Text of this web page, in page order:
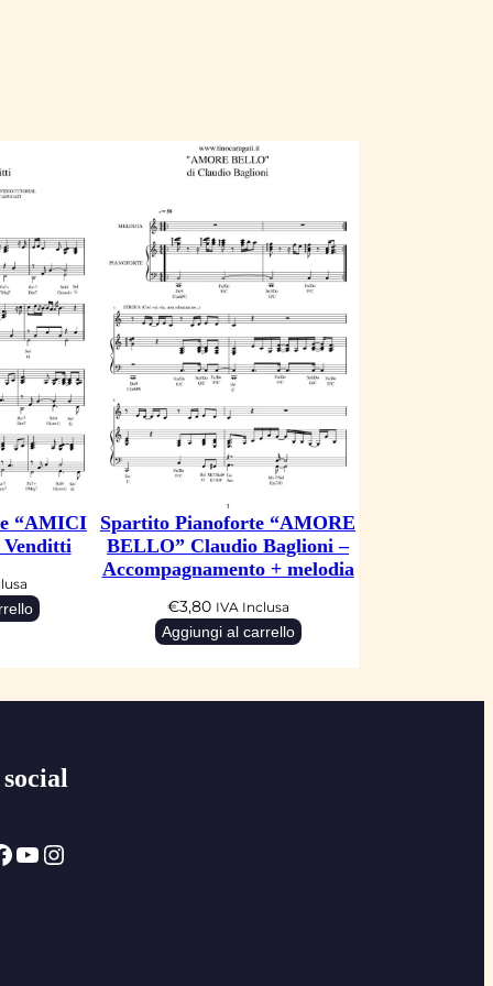
“AMICI
Spartito Pianoforte “AMORE
BELLO” Claudio Baglioni –
Accompagnamento + melodia
€3,80 IVA Inclusa
Aggiungi al carrello
YouTube Instagram